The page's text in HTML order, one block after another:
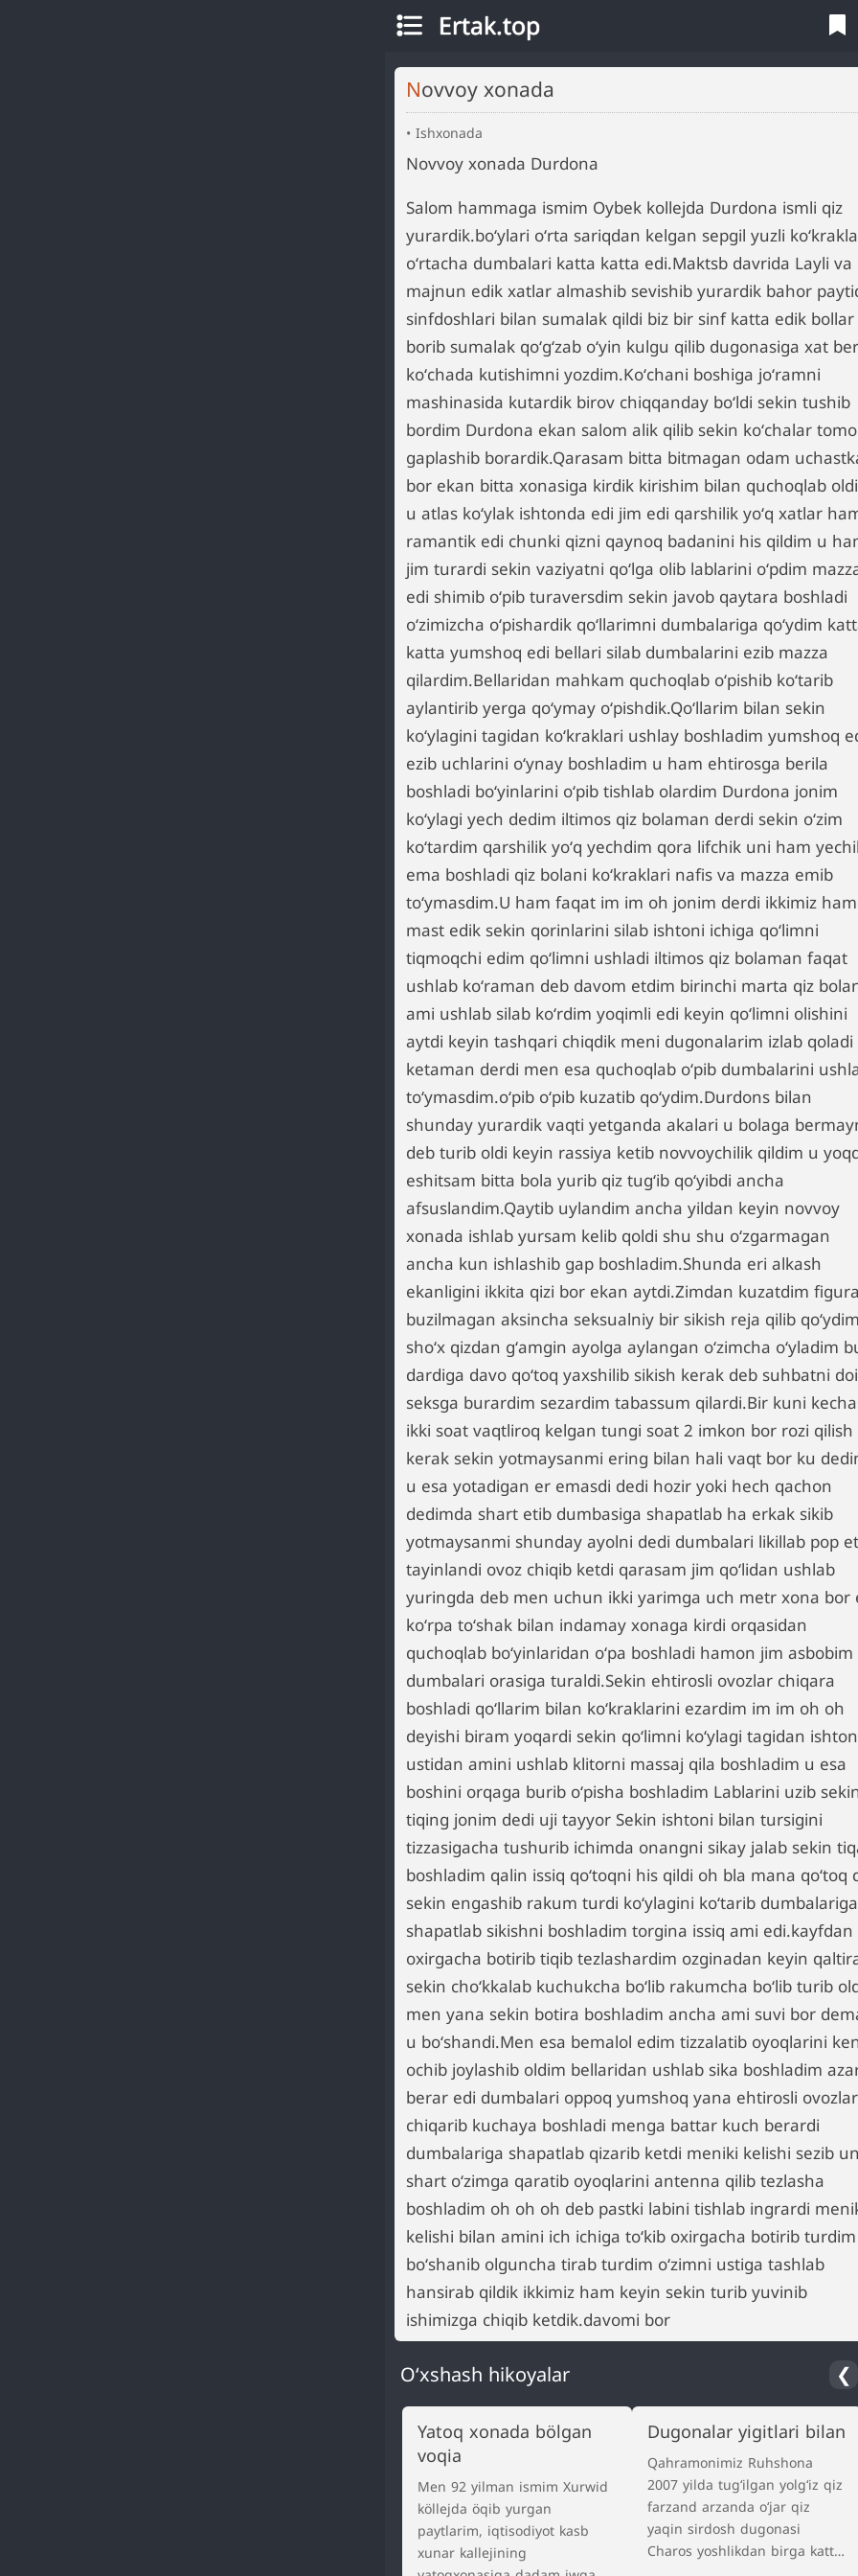
Ertak.top
Novvoy xonada
Ishxonada
Novvoy xonada Durdona
Salom hammaga ismim Oybek kollejda Durdona ismli qiz
yurardik.boʻylari oʻrta sariqdan kelgan sepgil yuzli
oʻrtacha dumbalari katta katta edi.Maktsb davrida Layli va
majnun edik xatlar almashib sevishib yurardik bahor
sinfdoshlari bilan sumalak qildi biz bir sinf katta edik bollar
borib sumalak qoʻgʻzab oʻyin kulgu qilib dugonasiga xat
koʻchada kutishimni yozdim.Koʻchani boshiga joʻramni
mashinasida kutardik birov chiqqanday boʻldi sekin tushib
bordim Durdona ekan salom alik qilib sekin koʻchalar
gaplashib borardik.Qarasam bitta bitmagan odam
bor ekan bitta xonasiga kirdik kirishim bilan quchoqlab
u atlas koʻylak ishtonda edi jim edi qarshilik yoʻq xatlar
ramantik edi chunki qizni qaynoq badanini his qildim u
jim turardi sekin vaziyatni qoʻlga olib lablarini oʻpdim
edi shimib oʻpib turaversdim sekin javob qaytara boshladi
oʻzimizcha oʻpishardik qoʻllarimni dumbalariga qoʻydim
katta yumshoq edi bellari silab dumbalarini ezib mazza
qilardim.Bellaridan mahkam quchoqlab oʻpishib koʻtarib
aylantirib yerga qoʻymay oʻpishdik.Qoʻllarim bilan sekin
koʻylagini tagidan koʻkraklari ushlay boshladim yumshoq
ezib uchlarini oʻynay boshladim u ham ehtirosga berila
boshladi boʻyinlarini oʻpib tishlab olardim Durdona jonim
koʻylagi yech dedim iltimos qiz bolaman derdi sekin oʻzim
koʻtardim qarshilik yoʻq yechdim qora lifchik uni ham
ema boshladi qiz bolani koʻkraklari nafis va mazza emib
toʻymasdim.U ham faqat im im oh jonim derdi ikkimiz ham
mast edik sekin qorinlarini silab ishtoni ichiga qoʻlimni
tiqmoqchi edim qoʻlimni ushladi iltimos qiz bolaman faqat
ushlab koʻraman deb davom etdim birinchi marta qiz
ami ushlab silab koʻrdim yoqimli edi keyin qoʻlimni olishini
aytdi keyin tashqari chiqdik meni dugonalarim izlab qoladi
ketaman derdi men esa quchoqlab oʻpib dumbalarini
toʻymasdim.oʻpib oʻpib kuzatib qoʻydim.Durdons bilan
shunday yurardik vaqti yetganda akalari u bolaga
deb turib oldi keyin rassiya ketib novvoychilik qildim u
eshitsam bitta bola yurib qiz tugʻib qoʻyibdi ancha
afsuslandim.Qaytib uylandim ancha yildan keyin novvoy
xonada ishlab yursam kelib qoldi shu shu oʻzgarmagan
ancha kun ishlashib gap boshladim.Shunda eri alkash
ekanligini ikkita qizi bor ekan aytdi.Zimdan kuzatdim figura
buzilmagan aksincha seksualniy bir sikish reja qilib qoʻydim
shoʻx qizdan gʻamgin ayolga aylangan oʻzimcha oʻyladim
dardiga davo qoʻtoq yaxshilib sikish kerak deb suhbatni
seksga burardim sezardim tabassum qilardi.Bir kuni
ikki soat vaqtliroq kelgan tungi soat 2 imkon bor rozi qilish
kerak sekin yotmaysanmi ering bilan hali vaqt bor ku
u esa yotadigan er emasdi dedi hozir yoki hech qachon
dedimda shart etib dumbasiga shapatlab ha erkak sikib
yotmaysanmi shunday ayolni dedi dumbalari likillab pop
tayinlandi ovoz chiqib ketdi qarasam jim qoʻlidan ushlab
yuringda deb men uchun ikki yarimga uch metr xona bor
koʻrpa toʻshak bilan indamay xonaga kirdi orqasidan
quchoqlab boʻyinlaridan oʻpa boshladi hamon jim asbobim
dumbalari orasiga turaldi.Sekin ehtirosli ovozlar chiqara
boshladi qoʻllarim bilan koʻkraklarini ezardim im im oh oh
deyishi biram yoqardi sekin qoʻlimni koʻylagi tagidan
ustidan amini ushlab klitorni massaj qila boshladim u esa
boshini orqaga burib oʻpisha boshladim Lablarini uzib sekin
tiqing jonim dedi uji tayyor Sekin ishtoni bilan tursigini
tizzasigacha tushurib ichimda onangni sikay jalab sekin
boshladim qalin issiq qoʻtoqni his qildi oh bla mana qoʻtoq
sekin engashib rakum turdi koʻylagini koʻtarib dumbalariga
shapatlab sikishni boshladim torgina issiq ami edi.kayfdan
oxirgacha botirib tiqib tezlashardim ozginadan keyin
sekin choʻkkalab kuchukcha boʻlib rakumcha boʻlib turib
men yana sekin botira boshladim ancha ami suvi bor
u boʻshandi.Men esa bemalol edim tizzalatib oyoqlarini
ochib joylashib oldim bellaridan ushlab sika boshladim
berar edi dumbalari oppoq yumshoq yana ehtirosli ovozlar
chiqarib kuchaya boshladi menga battar kuch berardi
dumbalariga shapatlab qizarib ketdi meniki kelishi sezib
shart oʻzimga qaratib oyoqlarini antenna qilib tezlasha
boshladim oh oh oh deb pastki labini tishlab ingrardi
kelishi bilan amini ich ichiga toʻkib oxirgacha botirib turdim
boʻshanib olguncha tirab turdim oʻzimni ustiga tashlab
hansirab qildik ikkimiz ham keyin sekin turib yuvinib
ishimizga chiqib ketdik.davomi bor
O‘xshash hikoyalar ❮
Yatoq xonada bölgan
voqia
Men 92 yilman ismim Xurwid
köllejda öqib yurgan
paytlarim, iqtisodiyot kasb
xunar kallejining
Dugonalar yigitlari bilan
Qahramonimiz Ruhshona
2007 yilda tugʻilgan yolgʻiz qiz
farzand arzanda oʻjar qiz
yaqin sirdosh dugonasi
Charos yoshlikdan birga katta